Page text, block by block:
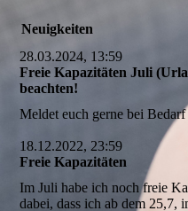
Neuigkeiten
28.03.2024, 13:59
Freie Kapazitäten Juli
beachten!
Meldet euch gerne bei
18.12.2022, 23:59
Freie Kapazitäten
Im Juli habe ich noch freie
dabei, dass ich ab dem